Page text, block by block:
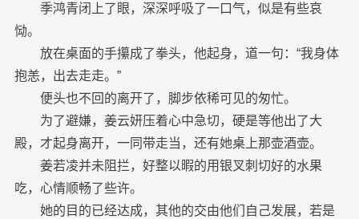
季鸿青闭上了眼，深深呼吸了一口气，似是有些哀
恸。
放在桌面的手攥成了拳头，他起身，道一句：“我身体
抱恙，出去走走。”
便头也不回的离开了，脚步依稀可见的匆忙。
为了避嫌，姜云妍压着心中急切，硬是等他出了大
殿，才起身离开，一同带走当，还有她桌上那壶酒壶。
姜若凌并未阻拦，好整以暇的用银叉刺切好的水果
吃，心情顺畅了些许。
她的目的已经达成，其他的交由他们自己发展，若是